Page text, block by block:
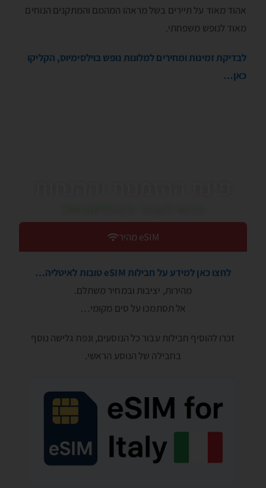
אהוד מאוד על תיירים בשל מראהו המהמם והמתקנים הנוחים
מאוד לנופש משפחתי.
לבדיקת זמינות ומחירים למלונות נופש בוילסימיוס, הקליקו
כאן…
eSIM מהיר
לחצו כאן למידע על חבילות eSIM טובות לאיטליה…
מהירות, יציבות ובמחיר משתלם.
אל תסתמכו על סים מקומי…
זכרו להוסיף חבילות עבור כל הנוסעים, ונפח גלישה נוסף
בחבילה של הנוסע הראשי.